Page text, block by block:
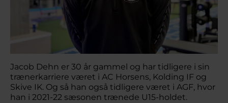
Jacob Dehn er 30 år gammel og har tidligere i sin
trænerkarriere været i AC Horsens, Kolding IF og
Skive IK. Og så han også tidligere været i AGF, hvor
han i 2021-22 sæsonen trænede U15-holdet.